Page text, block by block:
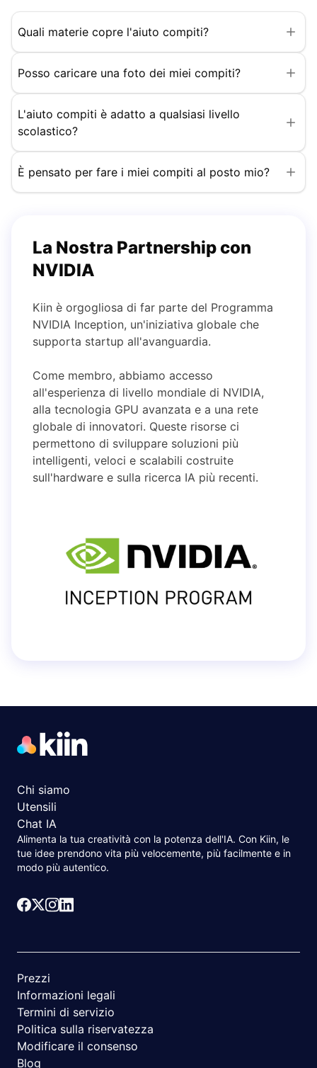
Quali materie copre l'aiuto compiti?
Posso caricare una foto dei miei compiti?
L'aiuto compiti è adatto a qualsiasi livello
scolastico?
È pensato per fare i miei compiti al posto mio?
La Nostra Partnership con
NVIDIA
Kiin è orgogliosa di far parte del Programma
NVIDIA Inception, un'iniziativa globale che
supporta startup all'avanguardia.
Come membro, abbiamo accesso
all'esperienza di livello mondiale di NVIDIA,
alla tecnologia GPU avanzata e a una rete
globale di innovatori. Queste risorse ci
permettono di sviluppare soluzioni più
intelligenti, veloci e scalabili costruite
sull'hardware e sulla ricerca IA più recenti.
Chi siamo
Utensili
Chat IA
Alimenta la tua creatività con la potenza dell'IA. Con Kiin, le
tue idee prendono vita più velocemente, più facilmente e in
modo più autentico.
Prezzi
Informazioni legali
Termini di servizio
Politica sulla riservatezza
Modificare il consenso
Blog